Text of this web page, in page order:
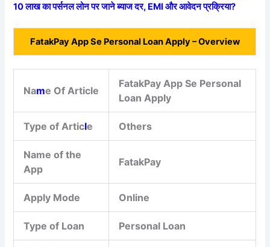
10 लाख का पर्सनल लोन पर जाने ब्याज दर, EMI और आवेदन प्रक्रिया?
FatakPay App Se Personal Loan Apply – Overview
Name Of Article
FatakPay App Se Personal
Loan Apply
Type of Article Others
Name of the
App
FatakPay
Apply Mode Online
Type of Loan Personal Loan